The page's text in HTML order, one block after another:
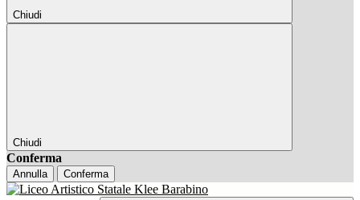
Chiudi
Chiudi
Conferma
Annulla Conferma